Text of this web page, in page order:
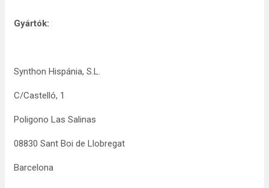
Gyártók:
Synthon Hispánia, S.L.
C/Castelló, 1
Poligono Las Salinas
08830 Sant Boi de Llobregat
Barcelona